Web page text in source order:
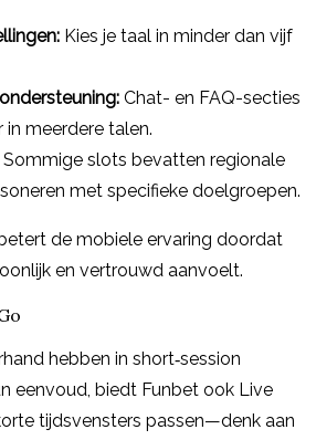
Kies je taal in minder dan vijf
Chat- en FAQ-secties
in meerdere talen.
Sommige slots bevatten regionale
met specifieke doelgroepen.
de mobiele ervaring doordat
en vertrouwd aanvoelt.
hebben in short‑session
eenvoud, biedt Funbet ook Live
tijdsvensters passen—denk aan